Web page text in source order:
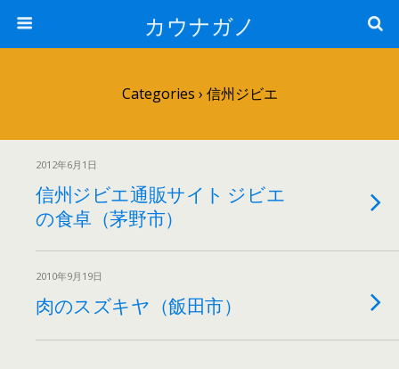
カウナガノ
Categories › 信州ジビエ
2012年6月1日
信州ジビエ通販サイト ジビエ
の食卓（茅野市）
2010年9月19日
肉のスズキヤ（飯田市）